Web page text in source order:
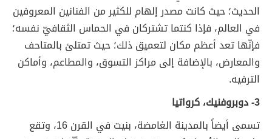
الحديث؛ حيث كانت مصدر إلهام للكثير من الفنانين المعروفين
في العالم، فإذا كنتما تشتركان في الحماس الثقافيّ نفسه؛
فإنّها تعد أعظم مكان لتعميق ذلك؛ حيث تمتلئ بالمتاحف
والمعارض، بالإضافة إلى مراكز التسوق، والمطاعم، وأماكن
الترفيه.
3- دوبروفنيك، كرواتيا
تسمى أيضاً بالمدينة الغامضة، بنيت في القرن 16، وتقع